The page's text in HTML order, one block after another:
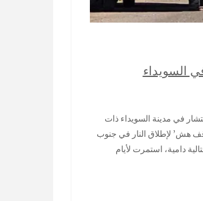
السويداء
هش’ لإطلاق النار في جنوب
دامية، استمرت لأيام